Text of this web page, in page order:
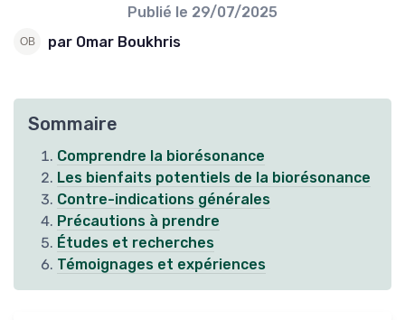
Publié le 29/07/2025
par Omar Boukhris
Sommaire
Comprendre la biorésonance
Les bienfaits potentiels de la biorésonance
Contre-indications générales
Précautions à prendre
Études et recherches
Témoignages et expériences